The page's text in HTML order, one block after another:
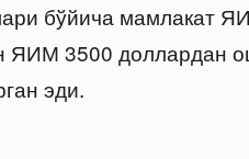
бўйича мамлакат
ЯИМ 3500 доллардан
эди.